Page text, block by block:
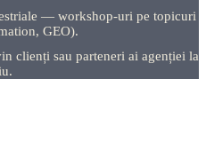
— workshop-uri pe topicuri
GEO).
clienți sau parteneri ai agenției la